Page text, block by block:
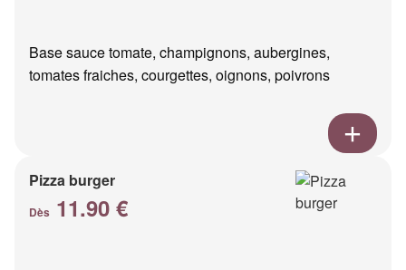
Base sauce tomate, champignons, aubergines,
tomates fraiches, courgettes, oignons, poivrons
Pizza burger
Dès 11.90 €